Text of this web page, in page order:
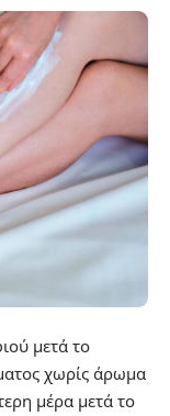
μετά το
χωρίς άρωμα
μέρα μετά το